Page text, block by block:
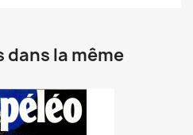
la même